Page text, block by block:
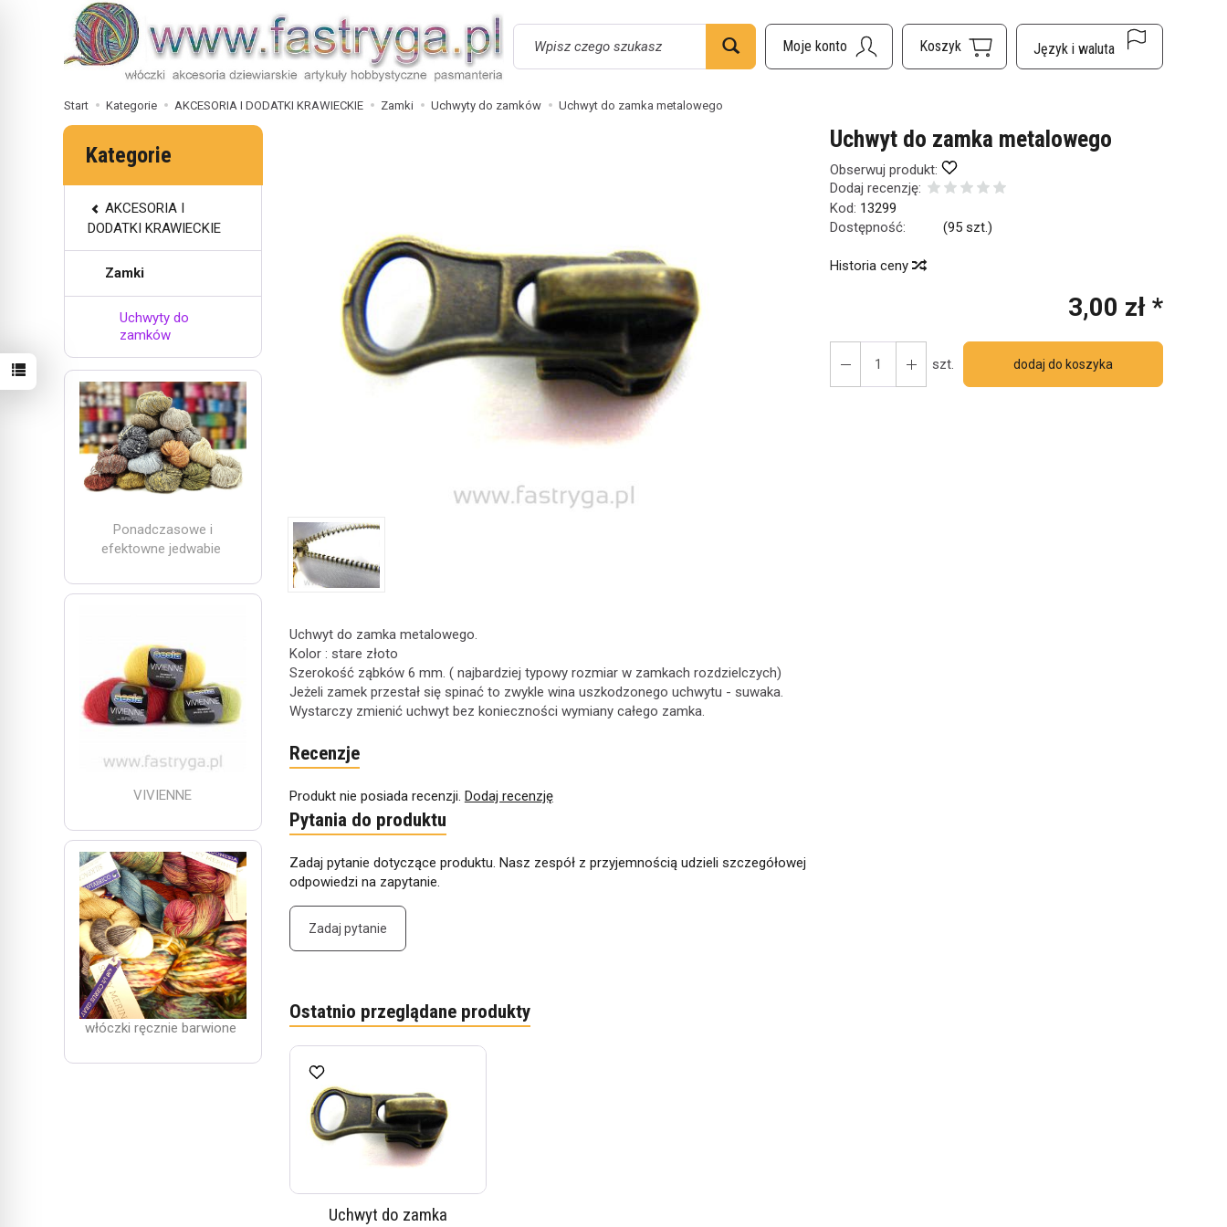
Wyszukaj
Start Kategorie AKCESORIA I DODATKI KRAWIECKIE Zamki Uchwyty do zamków Uchwyt do zamka metalowego
Uchwyt do zamka metalowego
Obserwuj produkt:
Dodaj recenzję:
Kod: 13299
Dostępność:
(95 szt.)
Historia ceny
3,00 zł *
szt. dodaj do koszyka
Uchwyt do zamka metalowego.
Kolor : stare złoto
Szerokość ząbków 6 mm. ( najbardziej typowy rozmiar w zamkach rozdzielczych)
Jeżeli zamek przestał się spinać to zwykle wina uszkodzonego uchwytu - suwaka.
Wystarczy zmienić uchwyt bez konieczności wymiany całego zamka.
Recenzje
Produkt nie posiada recenzji. Dodaj recenzję
Pytania do produktu
Zadaj pytanie dotyczące produktu. Nasz zespół z przyjemnością udzieli szczegółowej
odpowiedzi na zapytanie.
Zadaj pytanie
Ostatnio przeglądane produkty
Uchwyt do zamka
Kategorie
AKCESORIA I
DODATKI KRAWIECKIE
Zamki
Uchwyty do
zamków
Ponadczasowe i
efektowne jedwabie
VIVIENNE
włóczki ręcznie barwione